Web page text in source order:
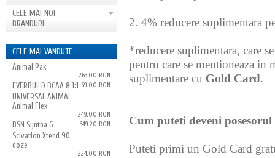
CELE MAI NOI
BRANDURI
CELE MAI VANDUTE
Animal Pak
263.00 RON
EVERBUILD BCAA 8:1:1 69.00 RON
UNIVERSAL ANIMAL
Animal Flex
249.00 RON
BSN Syntha 6 349.20 RON
Scivation Xtend 90
doze
224.00 RON
2. 4% reducere suplimentara
*reducere suplimentara, care
pentru care se mentioneaza in
suplimentare cu Gold Card.
Cum puteti deveni
Puteti primi un Gold Card